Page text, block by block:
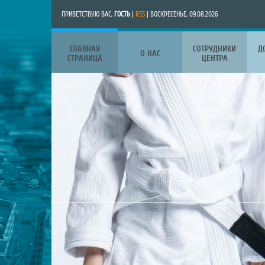
ПРИВЕТСТВУЮ ВАС, ГОСТЬ RSS | ВОСКРЕСЕНЬЕ, 09.08.2026
ГЛАВНАЯ
СТРАНИЦА
О НАС
СОТРУДНИКИ
ЦЕНТРА